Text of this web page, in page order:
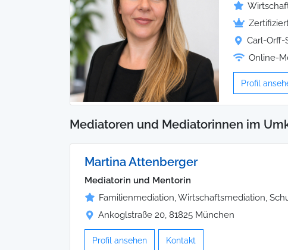
Carl-Orff-
Online-
Profil
Mediatoren und Mediatorinnen im
Martina Attenberger
Mediatorin und Mentorin
Familienmediation, Wirtschaftsmediation,
Ankoglstraße 20, 81825 München
Profil ansehen Kontakt